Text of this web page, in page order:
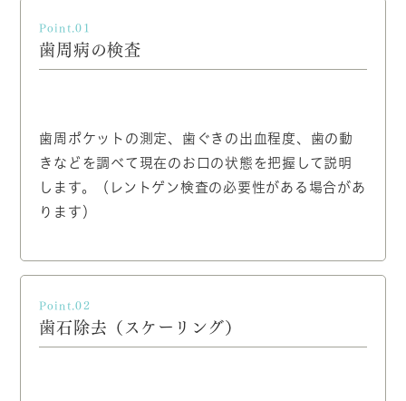
Point.01
歯周病の検査
歯周ポケットの測定、歯ぐきの出血程度、歯の動
きなどを調べて現在のお口の状態を把握して説明
します。（レントゲン検査の必要性がある場合があ
ります）
Point.02
歯石除去（スケーリング）